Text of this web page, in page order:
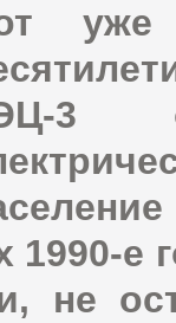
уже
3
1990-е
не